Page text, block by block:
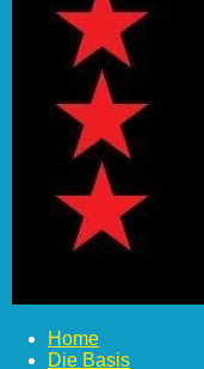
Home
Die Basis